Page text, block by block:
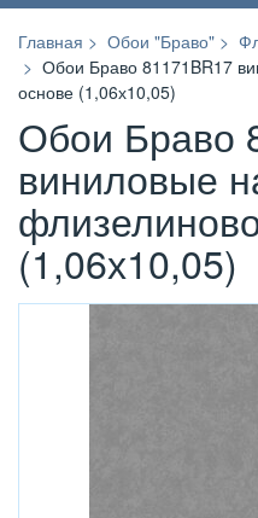
Главная Обои "Браво"
Обои Браво 81171BR17
основе (1,06х10,05)
Обои Браво
виниловые
(1,06х10,05)